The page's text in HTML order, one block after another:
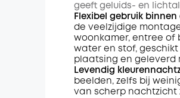
geeft geluids- en
Flexibel gebruik binnen
de veelzijdige
woonkamer, entree of
water en stof,
plaatsing en geleverd
Levendig
beelden, zelfs bij
van scherp